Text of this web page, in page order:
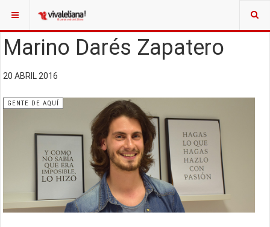
Marino Darés Zapatero
20 ABRIL 2016
GENTE DE AQUÍ